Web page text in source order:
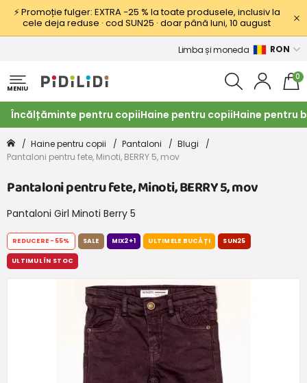
⚡ Promoție fulger: EXTRA −25 % la toate produsele, inclusiv la
cele deja reduse · cod SUN25 · doar până luni, 10 august
Limba și moneda RON
MENIU
0
Încălțăminte pentru copiiHaine pentru copiiHaine pentru
Haine pentru copii Pantaloni
Blugi
Pantaloni pentru fete, Minoti, BERRY 5, mov
Pantaloni pentru fete, Minoti, BERRY 5, mov
Pantaloni Girl Minoti Berry 5
REDUCERE -55% SALE MIX2+1 ULTIMELE BUCĂȚI SUN25
ULTIMUL ÎN STOC